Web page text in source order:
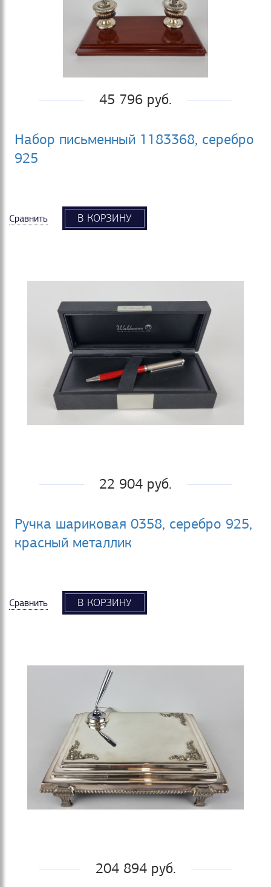
45 796 руб.
Набор письменный 1183368, серебро
925
Сравнить В КОРЗИНУ
22 904 руб.
Ручка шариковая 0358, серебро 925,
красный металлик
Сравнить В КОРЗИНУ
204 894 руб.